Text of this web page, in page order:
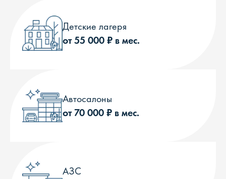
Детские лагеря
от 55 000 ₽ в мес.
Автосалоны
от 70 000 ₽ в мес.
АЗС